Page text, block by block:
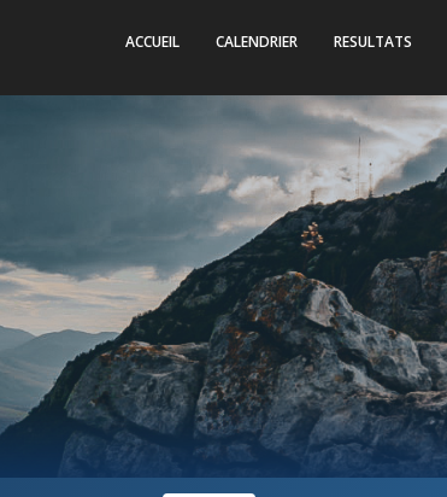
ACCUEIL CALENDRIER RESULTATS